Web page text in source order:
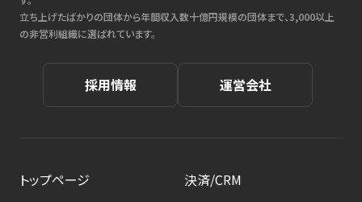
立ち上げたばかりの団体から年間収入数十億円規模の団体まで、3,000以上
の非営利組織に選ばれています。
採用情報 運営会社
トップページ
決済/CRM